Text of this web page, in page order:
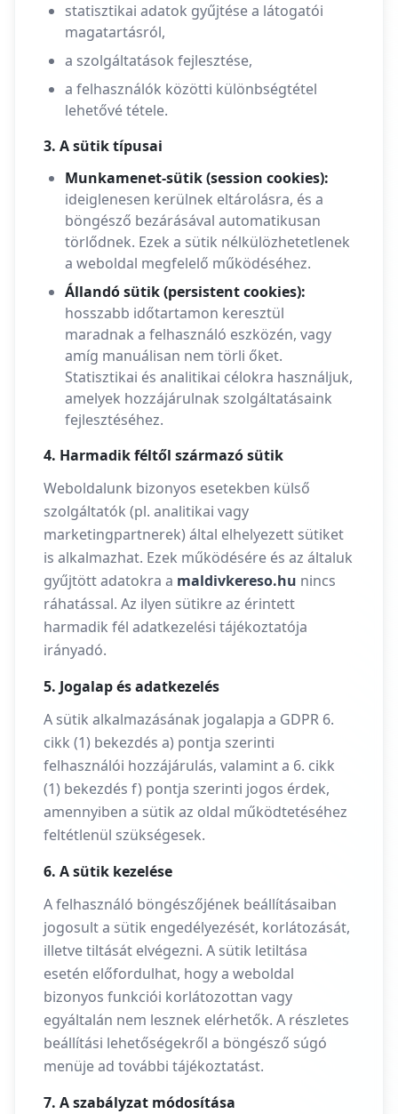
statisztikai adatok gyűjtése a látogatói
magatartásról,
a szolgáltatások fejlesztése,
a felhasználók közötti különbségtétel
lehetővé tétele.
3. A sütik típusai
Munkamenet-sütik (session cookies):
ideiglenesen kerülnek eltárolásra, és a
böngésző bezárásával automatikusan
törlődnek. Ezek a sütik nélkülözhetetlenek
a weboldal megfelelő működéséhez.
Állandó sütik (persistent cookies):
hosszabb időtartamon keresztül
maradnak a felhasználó eszközén, vagy
amíg manuálisan nem törli őket.
Statisztikai és analitikai célokra használjuk,
amelyek hozzájárulnak szolgáltatásaink
fejlesztéséhez.
4. Harmadik féltől származó sütik
Weboldalunk bizonyos esetekben külső
szolgáltatók (pl. analitikai vagy
marketingpartnerek) által elhelyezett sütiket
is alkalmazhat. Ezek működésére és az általuk
gyűjtött adatokra a maldivkereso.hu nincs
ráhatással. Az ilyen sütikre az érintett
harmadik fél adatkezelési tájékoztatója
irányadó.
5. Jogalap és adatkezelés
A sütik alkalmazásának jogalapja a GDPR 6.
cikk (1) bekezdés a) pontja szerinti
felhasználói hozzájárulás, valamint a 6. cikk
(1) bekezdés f) pontja szerinti jogos érdek,
amennyiben a sütik az oldal működtetéséhez
feltétlenül szükségesek.
6. A sütik kezelése
A felhasználó böngészőjének beállításaiban
jogosult a sütik engedélyezését, korlátozását,
illetve tiltását elvégezni. A sütik letiltása
esetén előfordulhat, hogy a weboldal
bizonyos funkciói korlátozottan vagy
egyáltalán nem lesznek elérhetők. A részletes
beállítási lehetőségekről a böngésző súgó
menüje ad további tájékoztatást.
7. A szabályzat módosítása